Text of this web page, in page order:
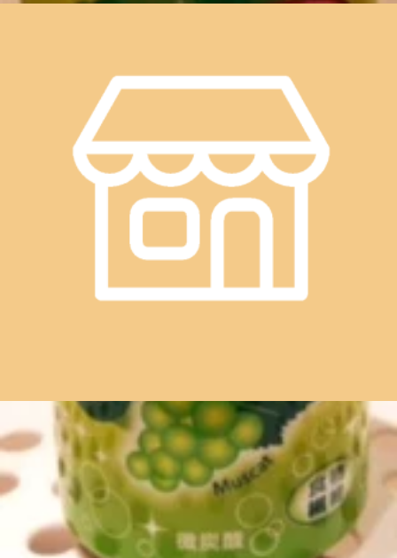
WEB予約する
最近のブログ
本日の空き状況☆ReRaKu目黒店
こんにちは、ReRaKu目黒店です！日差しは強いですが、風
が気持ち良い水曜日。今週も、もうひと頑張りですね。
Re.Ra.Ku目黒店は本日も、皆様を笑顔でお待ちしています。
１2時30分よりご予約いただけます。※ご予約状況は都度変
ております。最後までお読みいただいてありがとうございま
TEL．．．03-3491-0212＃目黒＃目黒川＃目黒駅近＃JR山手
こんにちは、ReRaKu目黒店です！昨日までの少し息のつけ
る冷えすぎや外との温度差で疲れがたまるモードになってい
だいてありがとうございます。Re.Ra.Ku目黒店12：30～21：
00（最終受付20：20）TEL．．．03-3491-0212＃目黒＃目黒
川＃目黒駅近＃JR山手線＃都営三田線＃東急目黒線＃東京
メトロ南北線＃もみほぐし＃リラクゼーション＃肩こり＃土
日祝営業
たいですね。Re.Ra.Ku目黒店は本日も、皆様を笑顔でお待ち
しています。１2時30分よりご予約いただけます。※ご予約
状況は都度変わりますのでご注意ください。スタッフ一同心
よりお待ちしております。最後までお読みいただいてありが
とうございます。Re.Ra.Ku目黒店12：30～21：00（最終受付
20：20）TEL．．．03-3491-0212＃目黒＃目黒川＃目黒駅近
＃JR山手線＃都営三田線＃東急目黒線＃東京メトロ南北線
＃もみほぐし＃リラクゼーション＃肩こり＃土日祝営業
2026.07.22
本日の空き状況☆ReRaKu目黒店
こんにちは、ReRaKu目黒店です！急に暑くなってきました
がまだまだ始まったばかり。これからの夏本番に備えて、お
身体のケアをオススメ致します。Re.Ra.Ku目黒店は本日も、
皆様を笑顔でお待ちしています。１2時30分よりご予約いた
だけます。※ご予約状況は都度変わりますのでご注意くださ
本日も元気に営業しております＾＾